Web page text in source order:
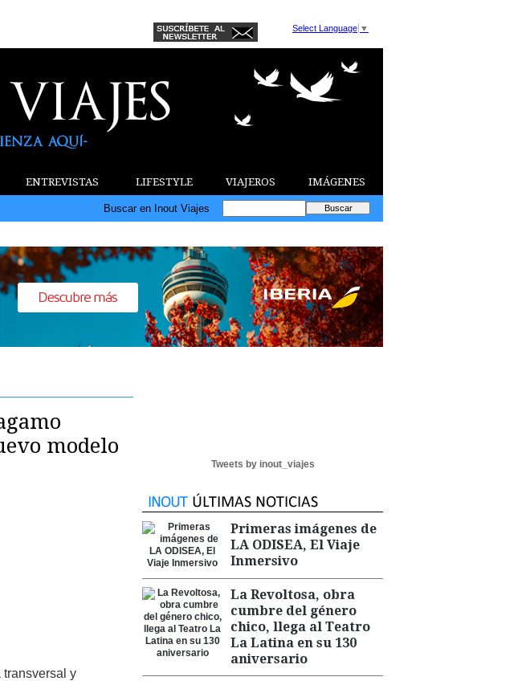
Select Language ▼
ENTREVISTAS LIFESTYLE VIAJEROS IMÁGENES
Buscar en Inout Viajes
modelo
transversal y
Tweets by inout_viajes
Primeras imágenes de
LA ODISEA, El Viaje
Inmersivo
La Revoltosa, obra
cumbre del género
chico, llega al Teatro
La Latina en su 130
aniversario